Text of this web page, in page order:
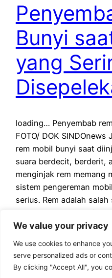
We value your privacy
We use cookies to enhance
serve personalized ads or
By clicking "Accept All", you
Bunyi
yang
loading… Penyembab
FOTO/ DOK SINDOnews
rem mobil bunyi saat
suara berdecit, berderit,
menginjak rem memang
sistem pengereman
serius. Rem adalah
keselamatan terpenting
jangan mengabaikannya
fatal. Terlebih…
September 1, 2024